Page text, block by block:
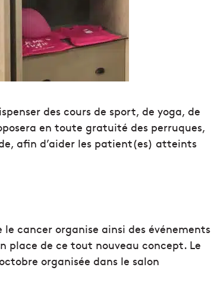
des cours de sport, de yoga, de
en toute gratuité des perruques,
afin d’aider les patient(es) atteints
cancer organise ainsi des événements
place de ce tout nouveau concept. Le
organisée dans le salon